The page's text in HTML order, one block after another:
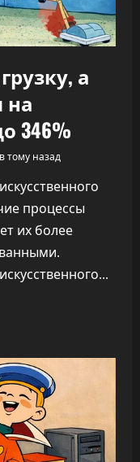
а
на
346%
тому назад
процессы
их более